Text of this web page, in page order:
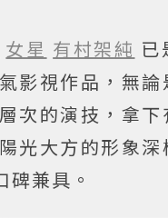
女星 有村架純 已
影視作品，無
次的演技，拿
光大方的形象
兼具。